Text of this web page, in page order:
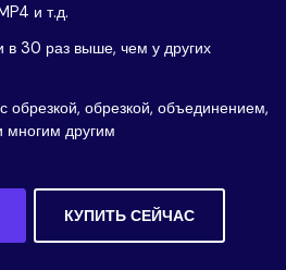
Сетей
и узнайте, как использовать
и т.д.
в 30 раз выше, чем у других
обрезкой, обрезкой, объединением,
многим другим
КУПИТЬ СЕЙЧАС